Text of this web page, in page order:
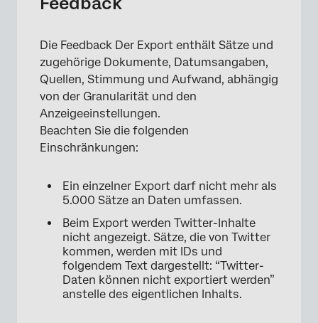
Die Feedback Der Export enthält Sätze und
zugehörige Dokumente, Datumsangaben,
Quellen, Stimmung und Aufwand, abhängig
von der Granularität und den
Anzeigeeinstellungen.
Beachten Sie die folgenden
Einschränkungen:
Ein einzelner Export darf nicht mehr als
5.000 Sätze an Daten umfassen.
Beim Export werden Twitter-Inhalte
nicht angezeigt. Sätze, die von Twitter
kommen, werden mit IDs und
folgendem Text dargestellt: “Twitter-
Daten können nicht exportiert werden”
anstelle des eigentlichen Inhalts.